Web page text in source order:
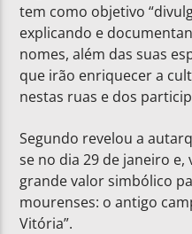
tem como objetivo
explicando e
nomes, além das suas
que irão enriquecer a
nestas ruas e dos
Segundo revelou a
se no dia 29 de janeiro
grande valor simbólico
mourenses: o antigo
Vitória”.